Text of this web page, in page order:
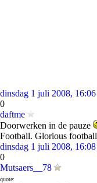
dinsdag 1 juli 2008,
0
daftme
Doorwerken in de pauze
Football. Glorious
dinsdag 1 juli 2008,
0
Mutsaers__78
quote: